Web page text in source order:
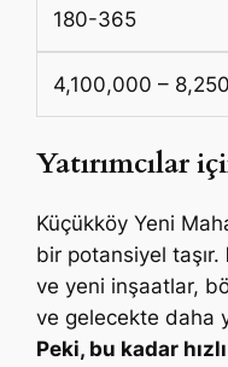
180-365
4,100,000 –
Yatırımcılar
Küçükköy Yeni
bir potansiyel taşır.
ve yeni inşaatlar,
ve gelecekte daha
Peki, bu kadar